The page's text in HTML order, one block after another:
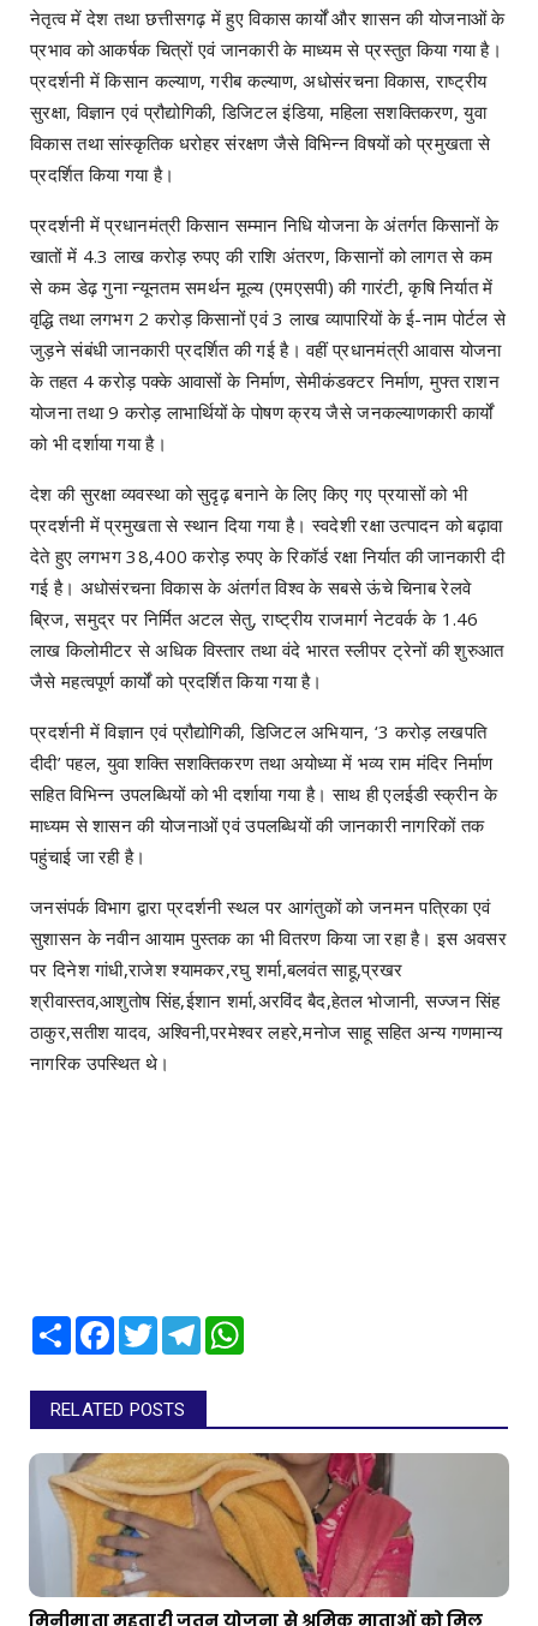
नेतृत्व में देश तथा छत्तीसगढ़ में हुए विकास कार्यों और शासन की योजनाओं के
प्रभाव को आकर्षक चित्रों एवं जानकारी के माध्यम से प्रस्तुत किया गया है।
प्रदर्शनी में किसान कल्याण, गरीब कल्याण, अधोसंरचना विकास, राष्ट्रीय
सुरक्षा, विज्ञान एवं प्रौद्योगिकी, डिजिटल इंडिया, महिला सशक्तिकरण, युवा
विकास तथा सांस्कृतिक धरोहर संरक्षण जैसे विभिन्न विषयों को प्रमुखता से
प्रदर्शित किया गया है।
प्रदर्शनी में प्रधानमंत्री किसान सम्मान निधि योजना के अंतर्गत किसानों के
खातों में 4.3 लाख करोड़ रुपए की राशि अंतरण, किसानों को लागत से कम
से कम डेढ़ गुना न्यूनतम समर्थन मूल्य (एमएसपी) की गारंटी, कृषि निर्यात में
वृद्धि तथा लगभग 2 करोड़ किसानों एवं 3 लाख व्यापारियों के ई-नाम पोर्टल से
जुड़ने संबंधी जानकारी प्रदर्शित की गई है। वहीं प्रधानमंत्री आवास योजना
के तहत 4 करोड़ पक्के आवासों के निर्माण, सेमीकंडक्टर निर्माण, मुफ्त राशन
योजना तथा 9 करोड़ लाभार्थियों के पोषण क्रय जैसे जनकल्याणकारी कार्यों
को भी दर्शाया गया है।
देश की सुरक्षा व्यवस्था को सुदृढ़ बनाने के लिए किए गए प्रयासों को भी
प्रदर्शनी में प्रमुखता से स्थान दिया गया है। स्वदेशी रक्षा उत्पादन को बढ़ावा
देते हुए लगभग 38,400 करोड़ रुपए के रिकॉर्ड रक्षा निर्यात की जानकारी दी
गई है। अधोसंरचना विकास के अंतर्गत विश्व के सबसे ऊंचे चिनाब रेलवे
ब्रिज, समुद्र पर निर्मित अटल सेतु, राष्ट्रीय राजमार्ग नेटवर्क के 1.46
लाख किलोमीटर से अधिक विस्तार तथा वंदे भारत स्लीपर ट्रेनों की शुरुआत
जैसे महत्वपूर्ण कार्यों को प्रदर्शित किया गया है।
प्रदर्शनी में विज्ञान एवं प्रौद्योगिकी, डिजिटल अभियान, ‘3 करोड़ लखपति
दीदी’ पहल, युवा शक्ति सशक्तिकरण तथा अयोध्या में भव्य राम मंदिर निर्माण
सहित विभिन्न उपलब्धियों को भी दर्शाया गया है। साथ ही एलईडी स्क्रीन के
माध्यम से शासन की योजनाओं एवं उपलब्धियों की जानकारी नागरिकों तक
पहुंचाई जा रही है।
जनसंपर्क विभाग द्वारा प्रदर्शनी स्थल पर आगंतुकों को जनमन पत्रिका एवं
सुशासन के नवीन आयाम पुस्तक का भी वितरण किया जा रहा है। इस अवसर
पर दिनेश गांधी,राजेश श्यामकर,रघु शर्मा,बलवंत साहू,प्रखर
श्रीवास्तव,आशुतोष सिंह,ईशान शर्मा,अरविंद बैद,हेतल भोजानी, सज्जन सिंह
ठाकुर,सतीश यादव, अश्विनी,परमेश्वर लहरे,मनोज साहू सहित अन्य गणमान्य
नागरिक उपस्थित थे।
Share Facebook
TwitterTelegram
RELATED POSTS
मिनीमाता महतारी जतन योजना से श्रमिक माताओं को मिल